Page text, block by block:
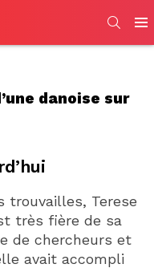
danoise sur
trouvailles, Terese
très fière de sa
de chercheurs et
avait accompli